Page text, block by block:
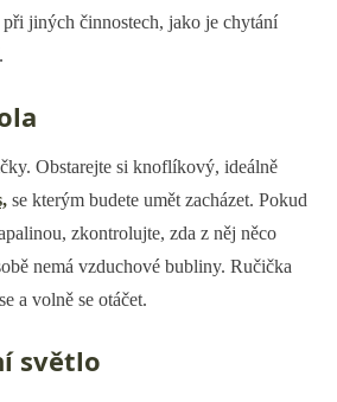
jiných činnostech, jako je chytání
Obstarejte si knoflíkový, ideálně
se kterým budete umět zacházet. Pokud
zkontrolujte, zda z něj něco
nemá vzduchové bubliny. Ručička
a volně se otáčet.
světlo